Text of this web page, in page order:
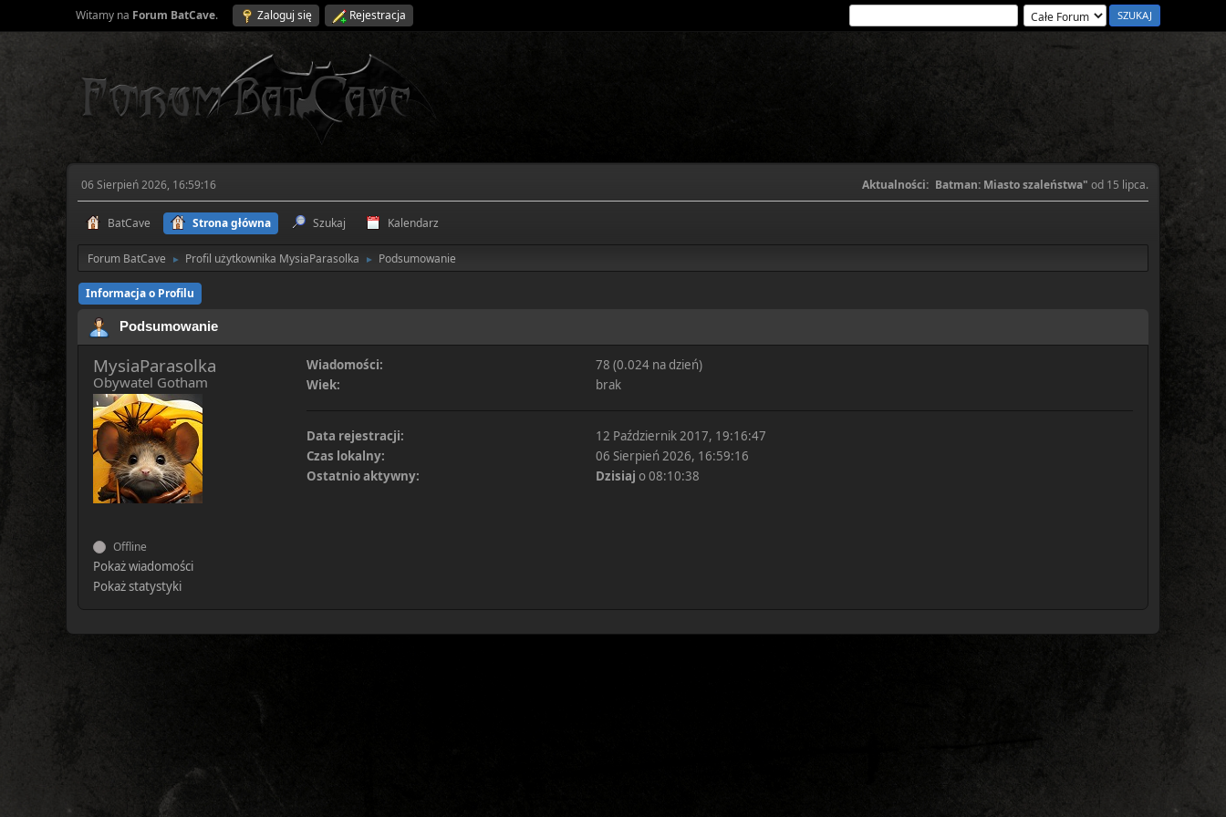
Witamy na Forum BatCave. Zaloguj się Rejestracja
06 Sierpień 2026, 16:59:16 Aktualności: Batman: Miasto szaleństwa" od 15 lipca.
BatCave Strona główna Szukaj Kalendarz
Forum BatCave ► Profil użytkownika MysiaParasolka ► Podsumowanie
Informacja o Profilu
Podsumowanie
MysiaParasolka
Obywatel Gotham
Offline
Pokaż wiadomości
Pokaż statystyki
Wiadomości:
78 (0.024 na dzień)
Wiek:
brak
Data rejestracji:
12 Październik 2017, 19:16:47
Czas lokalny:
06 Sierpień 2026, 16:59:16
Ostatnio aktywny:
Dzisiaj o 08:10:38